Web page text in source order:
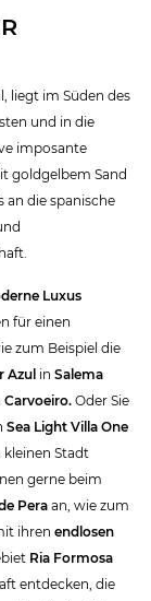
liegt im Süden des
und in die
imposante
goldgelbem Sand
an die spanische
Luxus
für einen
zum Beispiel die
Azul in Salema
Carvoeiro. Oder Sie
Sea Light Villa One
Stadt
gerne beim
Pera an, wie zum
ihren endlosen
Ria Formosa
entdecken, die